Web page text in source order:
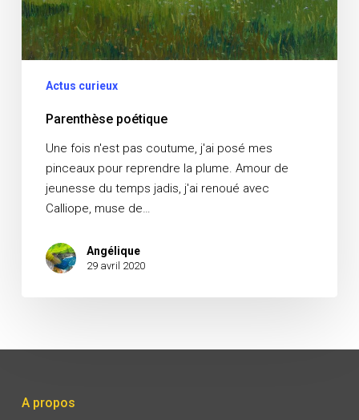
Actus curieux
Parenthèse poétique
Une fois n'est pas coutume, j'ai posé mes
pinceaux pour reprendre la plume. Amour de
jeunesse du temps jadis, j'ai renoué avec
Calliope, muse de…
Angélique
29 avril 2020
A propos